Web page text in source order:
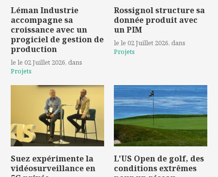
Léman Industrie
accompagne sa
croissance avec un
progiciel de gestion de
production
le le 02 Juillet 2026, dans
Projets
Rossignol structure sa
donnée produit avec
un PIM
le le 02 Juillet 2026, dans
Projets
Suez expérimente la
vidéosurveillance en
L'US Open de golf, des
conditions extrêmes